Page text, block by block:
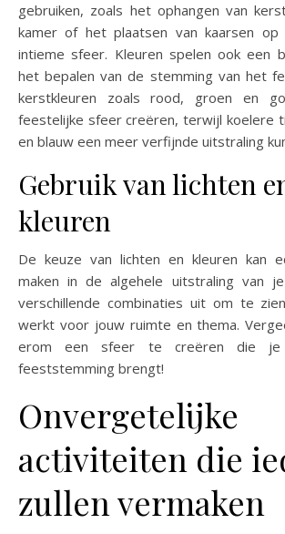
gebruiken, zoals het ophangen van
kamer of het plaatsen van kaarsen
intieme sfeer. Kleuren spelen ook een
het bepalen van de stemming van het
kerstkleuren zoals rood, groen en
feestelijke sfeer creëren, terwijl koelere
en blauw een meer verfijnde uitstraling
Gebruik van lichten
kleuren
De keuze van lichten en kleuren kan
maken in de algehele uitstraling van
verschillende combinaties uit om te
werkt voor jouw ruimte en thema.
erom een ​​sfeer te creëren die
feeststemming brengt!
Onvergetelijke
activiteiten die
zullen vermaken